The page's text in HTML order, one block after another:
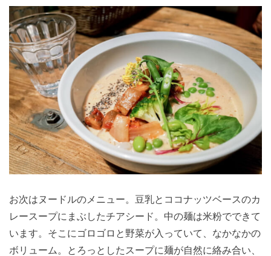
お次はヌードルのメニュー。豆乳とココナッツベースのカ
レースープにまぶしたチアシード。中の麺は米粉でできて
います。そこにゴロゴロと野菜が入っていて、なかなかの
ボリューム。とろっとしたスープに麺が自然に絡み合い、